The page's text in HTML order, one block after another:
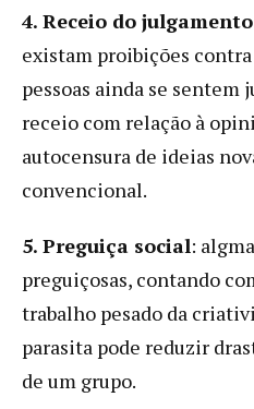
4. Receio do
existam proibições
pessoas ainda se sentem
receio com relação à
autocensura de ideias
convencional.
5. Preguiça social:
preguiçosas, contando
trabalho pesado da
parasita pode reduzir
de um grupo.